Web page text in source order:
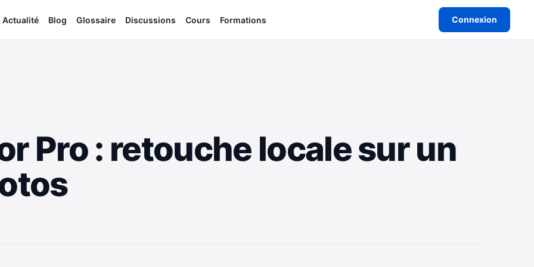
Actualité Blog Glossaire Discussions Cours Formations Connexion
Pro : retouche locale sur un